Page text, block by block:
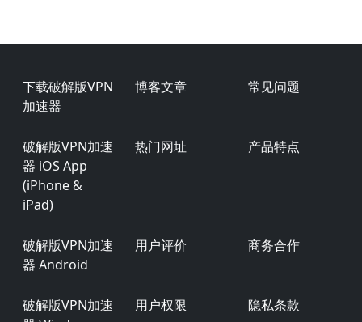
Footer
下载破解版VPN
加速器
博客文章 常见问题
破解版VPN加速
器 iOS App
(iPhone &
iPad)
热门网址 产品特点
破解版VPN加速
器 Android
用户评价 商务合作
破解版VPN加速
用户权限 隐私条款